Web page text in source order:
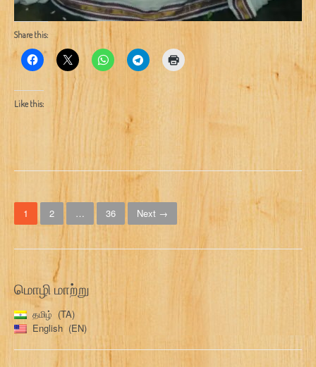
Share this:
Like this:
P
o
s
t
s
n
a
1 2 … 36 Next →
மொழி மாற்று
தமிழ்
TA
English
EN